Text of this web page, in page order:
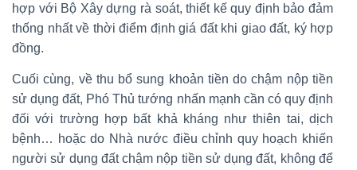
hợp với Bộ Xây dựng rà soát, thiết kế quy định bảo đảm
thống nhất về thời điểm định giá đất khi giao đất, ký hợp
đồng.
Cuối cùng, về thu bổ sung khoản tiền do chậm nộp tiền
sử dụng đất, Phó Thủ tướng nhấn mạnh cần có quy định
đối với trường hợp bất khả kháng như thiên tai, dịch
bệnh… hoặc do Nhà nước điều chỉnh quy hoạch khiến
người sử dụng đất chậm nộp tiền sử dụng đất, không để